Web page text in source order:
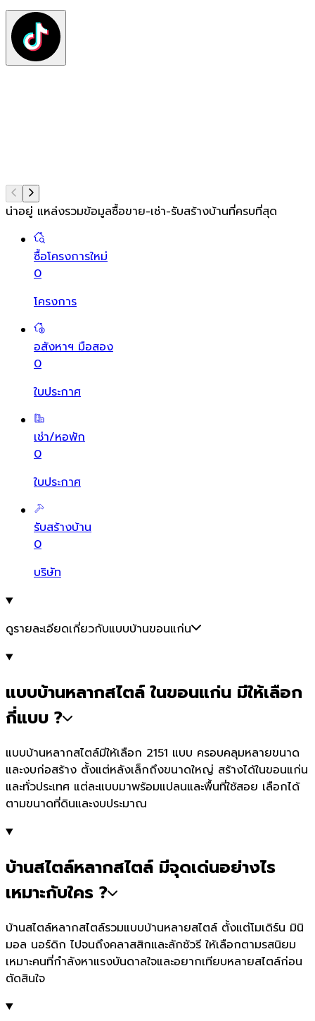
น่าอยู่ แหล่งรวมข้อมูลซื้อขาย-เช่า-รับสร้างบ้านที่ครบที่สุด
ซื้อโครงการใหม่
0
โครงการ
อสังหาฯ มือสอง
0
ใบประกาศ
เช่า/หอพัก
0
ใบประกาศ
รับสร้างบ้าน
0
บริษัท
ดูรายละเอียดเกี่ยวกับแบบบ้านขอนแก่น
แบบบ้านหลากสไตล์ ในขอนแก่น มีให้เลือก
กี่แบบ ?
แบบบ้านหลากสไตล์มีให้เลือก 2151 แบบ ครอบคลุมหลายขนาด
และงบก่อสร้าง ตั้งแต่หลังเล็กถึงขนาดใหญ่ สร้างได้ในขอนแก่น
และทั่วประเทศ แต่ละแบบมาพร้อมแปลนและพื้นที่ใช้สอย เลือกได้
ตามขนาดที่ดินและงบประมาณ
บ้านสไตล์หลากสไตล์ มีจุดเด่นอย่างไร
เหมาะกับใคร ?
บ้านสไตล์หลากสไตล์รวมแบบบ้านหลายสไตล์ ตั้งแต่โมเดิร์น มินิ
มอล นอร์ดิก ไปจนถึงคลาสสิกและลักชัวรี ให้เลือกตามรสนิยม
เหมาะคนที่กำลังหาแรงบันดาลใจและอยากเทียบหลายสไตล์ก่อน
ตัดสินใจ